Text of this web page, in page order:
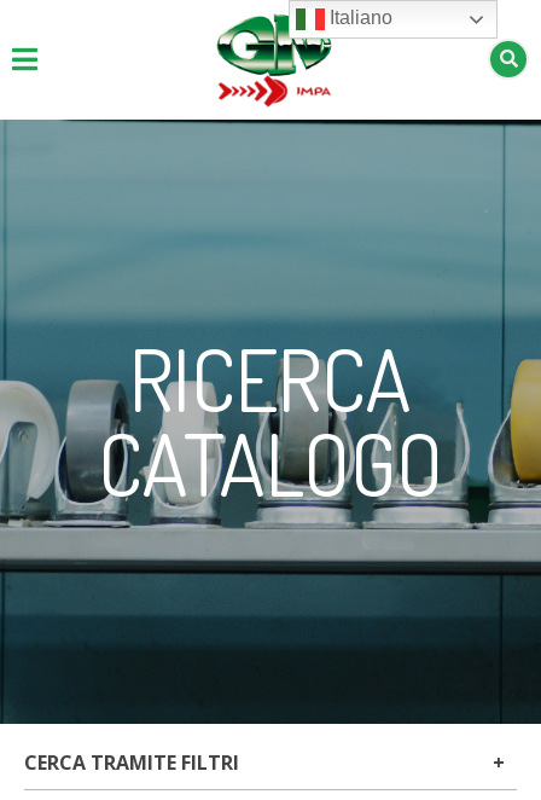
RICERCA
CATALOGO
CERCA TRAMITE FILTRI
Italiano